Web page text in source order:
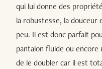
qui lui donne des
la robustesse, la
peu. Il est donc parfait
pantalon fluide ou encore
de le doubler car il est